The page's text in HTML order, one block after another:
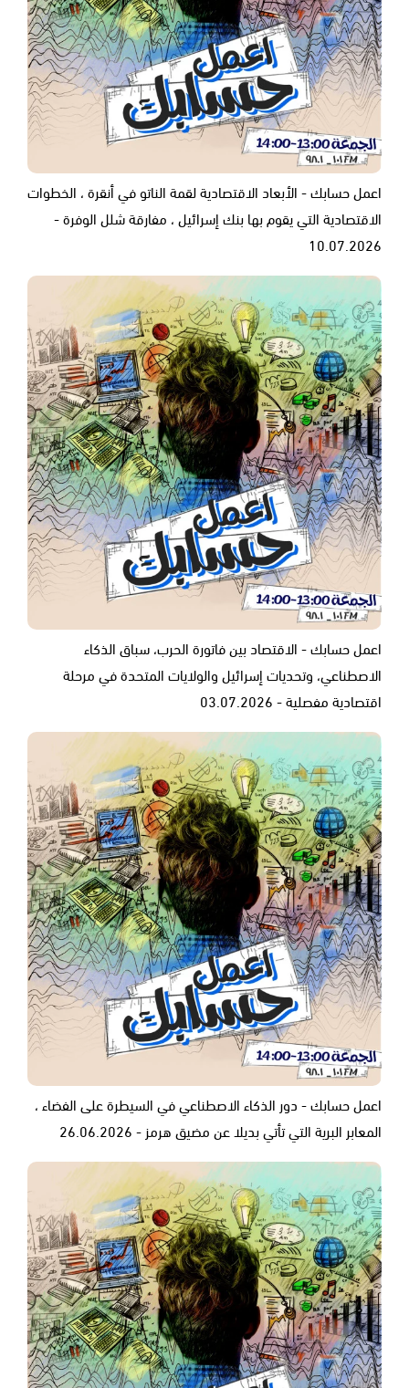
اعمل حسابك - الأبعاد الاقتصادية لقمة الناتو في أنقرة ، الخطوات
الاقتصادية التي يقوم بها بنك إسرائيل ، مفارقة شلل الوفرة -
10.07.2026
اعمل حسابك - الاقتصاد بين فاتورة الحرب، سباق الذكاء
الاصطناعي، وتحديات إسرائيل والولايات المتحدة في مرحلة
اقتصادية مفصلية - 03.07.2026
اعمل حسابك - دور الذكاء الاصطناعي في السيطرة على الفضاء ،
المعابر البرية التي تأتي بديلا عن مضيق هرمز - 26.06.2026